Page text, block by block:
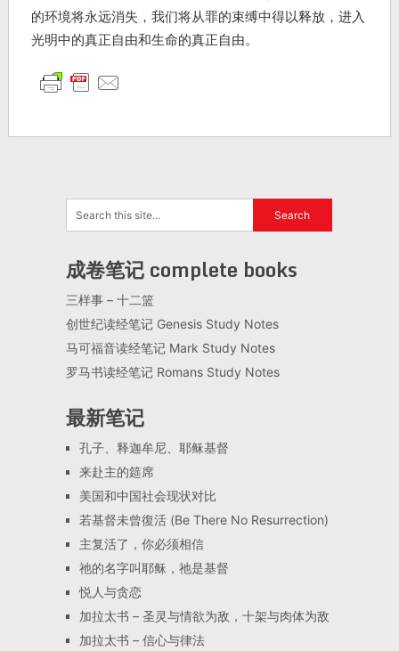
的环境将永远消失，我们将从罪的束缚中得以释放，进入
光明中的真正自由和生命的真正自由。
成卷笔记 complete books
三样事 – 十二篮
创世纪读经笔记 Genesis Study Notes
马可福音读经笔记 Mark Study Notes
罗马书读经笔记 Romans Study Notes
最新笔记
孔子、释迦牟尼、耶稣基督
来赴主的筵席
美国和中国社会现状对比
若基督未曾復活 (Be There No Resurrection)
主复活了，你必须相信
祂的名字叫耶稣，祂是基督
悦人与贪恋
加拉太书 – 圣灵与情欲为敌，十架与肉体为敌
加拉太书 – 信心与律法